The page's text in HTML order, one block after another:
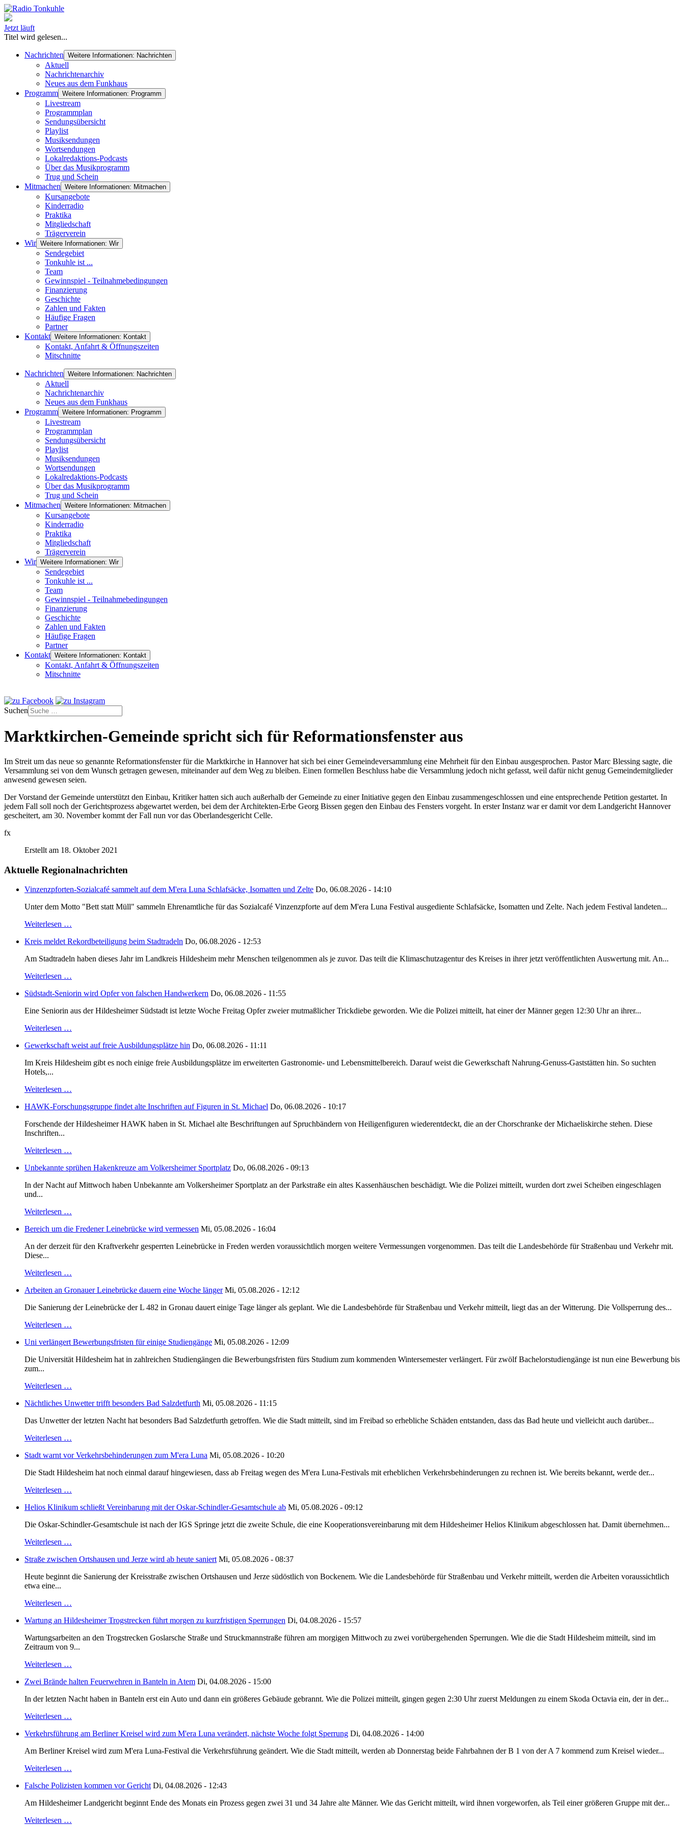
Jetzt läuft
Titel wird gelesen...
Nachrichten Weitere Informationen: Nachrichten
Aktuell
Nachrichtenarchiv
Neues aus dem Funkhaus
Programm Weitere Informationen: Programm
Livestream
Programmplan
Sendungsübersicht
Playlist
Musiksendungen
Wortsendungen
Lokalredaktions-Podcasts
Über das Musikprogramm
Trug und Schein
Mitmachen Weitere Informationen: Mitmachen
Kursangebote
Kinderradio
Praktika
Mitgliedschaft
Trägerverein
Wir Weitere Informationen: Wir
Sendegebiet
Tonkuhle ist ...
Team
Gewinnspiel - Teilnahmebedingungen
Finanzierung
Geschichte
Zahlen und Fakten
Häufige Fragen
Partner
Kontakt Weitere Informationen: Kontakt
Kontakt, Anfahrt & Öffnungszeiten
Mitschnitte
Nachrichten Weitere Informationen: Nachrichten
Aktuell
Nachrichtenarchiv
Neues aus dem Funkhaus
Programm Weitere Informationen: Programm
Livestream
Programmplan
Sendungsübersicht
Playlist
Musiksendungen
Wortsendungen
Lokalredaktions-Podcasts
Über das Musikprogramm
Trug und Schein
Mitmachen Weitere Informationen: Mitmachen
Kursangebote
Kinderradio
Praktika
Mitgliedschaft
Trägerverein
Wir Weitere Informationen: Wir
Sendegebiet
Tonkuhle ist ...
Team
Gewinnspiel - Teilnahmebedingungen
Finanzierung
Geschichte
Zahlen und Fakten
Häufige Fragen
Partner
Kontakt Weitere Informationen: Kontakt
Kontakt, Anfahrt & Öffnungszeiten
Mitschnitte
Suchen
Marktkirchen-Gemeinde spricht sich für Reformationsfenster aus
Im Streit um das neue so genannte Reformationsfenster für die Marktkirche in Hannover hat sich bei einer Gemeindeversammlung eine Mehrheit für den Einbau ausgesprochen. Pastor Marc Blessing sagte, die
Versammlung sei von dem Wunsch getragen gewesen, miteinander auf dem Weg zu bleiben. Einen formellen Beschluss habe die Versammlung jedoch nicht gefasst, weil dafür nicht genug Gemeindemitglieder
anwesend gewesen seien.
Der Vorstand der Gemeinde unterstützt den Einbau, Kritiker hatten sich auch außerhalb der Gemeinde zu einer Initiative gegen den Einbau zusammengeschlossen und eine entsprechende Petition gestartet. In
jedem Fall soll noch der Gerichtsprozess abgewartet werden, bei dem der Architekten-Erbe Georg Bissen gegen den Einbau des Fensters vorgeht. In erster Instanz war er damit vor dem Landgericht Hannover
gescheitert, am 30. November kommt der Fall nun vor das Oberlandesgericht Celle.
fx
Erstellt am 18. Oktober 2021
Aktuelle Regionalnachrichten
Vinzenzpforten-Sozialcafé sammelt auf dem M'era Luna Schlafsäcke, Isomatten und Zelte Do, 06.08.2026 - 14:10
Unter dem Motto "Bett statt Müll" sammeln Ehrenamtliche für das Sozialcafé Vinzenzpforte auf dem M'era Luna Festival ausgediente Schlafsäcke, Isomatten und Zelte. Nach jedem Festival landeten...
Weiterlesen …
Kreis meldet Rekordbeteiligung beim Stadtradeln Do, 06.08.2026 - 12:53
Am Stadtradeln haben dieses Jahr im Landkreis Hildesheim mehr Menschen teilgenommen als je zuvor. Das teilt die Klimaschutzagentur des Kreises in ihrer jetzt veröffentlichten Auswertung mit. An...
Weiterlesen …
Südstadt-Seniorin wird Opfer von falschen Handwerkern Do, 06.08.2026 - 11:55
Eine Seniorin aus der Hildesheimer Südstadt ist letzte Woche Freitag Opfer zweier mutmaßlicher Trickdiebe geworden. Wie die Polizei mitteilt, hat einer der Männer gegen 12:30 Uhr an ihrer...
Weiterlesen …
Gewerkschaft weist auf freie Ausbildungsplätze hin Do, 06.08.2026 - 11:11
Im Kreis Hildesheim gibt es noch einige freie Ausbildungsplätze im erweiterten Gastronomie- und Lebensmittelbereich. Darauf weist die Gewerkschaft Nahrung-Genuss-Gaststätten hin. So suchten
Hotels,...
Weiterlesen …
HAWK-Forschungsgruppe findet alte Inschriften auf Figuren in St. Michael Do, 06.08.2026 - 10:17
Forschende der Hildesheimer HAWK haben in St. Michael alte Beschriftungen auf Spruchbändern von Heiligenfiguren wiederentdeckt, die an der Chorschranke der Michaeliskirche stehen. Diese
Inschriften...
Weiterlesen …
Unbekannte sprühen Hakenkreuze am Volkersheimer Sportplatz Do, 06.08.2026 - 09:13
In der Nacht auf Mittwoch haben Unbekannte am Volkersheimer Sportplatz an der Parkstraße ein altes Kassenhäuschen beschädigt. Wie die Polizei mitteilt, wurden dort zwei Scheiben eingeschlagen
und...
Weiterlesen …
Bereich um die Fredener Leinebrücke wird vermessen Mi, 05.08.2026 - 16:04
An der derzeit für den Kraftverkehr gesperrten Leinebrücke in Freden werden voraussichtlich morgen weitere Vermessungen vorgenommen. Das teilt die Landesbehörde für Straßenbau und Verkehr mit.
Diese...
Weiterlesen …
Arbeiten an Gronauer Leinebrücke dauern eine Woche länger Mi, 05.08.2026 - 12:12
Die Sanierung der Leinebrücke der L 482 in Gronau dauert einige Tage länger als geplant. Wie die Landesbehörde für Straßenbau und Verkehr mitteilt, liegt das an der Witterung. Die Vollsperrung des...
Weiterlesen …
Uni verlängert Bewerbungsfristen für einige Studiengänge Mi, 05.08.2026 - 12:09
Die Universität Hildesheim hat in zahlreichen Studiengängen die Bewerbungsfristen fürs Studium zum kommenden Wintersemester verlängert. Für zwölf Bachelorstudiengänge ist nun eine Bewerbung bis
zum...
Weiterlesen …
Nächtliches Unwetter trifft besonders Bad Salzdetfurth Mi, 05.08.2026 - 11:15
Das Unwetter der letzten Nacht hat besonders Bad Salzdetfurth getroffen. Wie die Stadt mitteilt, sind im Freibad so erhebliche Schäden entstanden, dass das Bad heute und vielleicht auch darüber...
Weiterlesen …
Stadt warnt vor Verkehrsbehinderungen zum M'era Luna Mi, 05.08.2026 - 10:20
Die Stadt Hildesheim hat noch einmal darauf hingewiesen, dass ab Freitag wegen des M'era Luna-Festivals mit erheblichen Verkehrsbehinderungen zu rechnen ist. Wie bereits bekannt, werde der...
Weiterlesen …
Helios Klinikum schließt Vereinbarung mit der Oskar-Schindler-Gesamtschule ab Mi, 05.08.2026 - 09:12
Die Oskar-Schindler-Gesamtschule ist nach der IGS Springe jetzt die zweite Schule, die eine Kooperationsvereinbarung mit dem Hildesheimer Helios Klinikum abgeschlossen hat. Damit übernehmen...
Weiterlesen …
Straße zwischen Ortshausen und Jerze wird ab heute saniert Mi, 05.08.2026 - 08:37
Heute beginnt die Sanierung der Kreisstraße zwischen Ortshausen und Jerze südöstlich von Bockenem. Wie die Landesbehörde für Straßenbau und Verkehr mitteilt, werden die Arbeiten voraussichtlich
etwa eine...
Weiterlesen …
Wartung an Hildesheimer Trogstrecken führt morgen zu kurzfristigen Sperrungen Di, 04.08.2026 - 15:57
Wartungsarbeiten an den Trogstrecken Goslarsche Straße und Struckmannstraße führen am morgigen Mittwoch zu zwei vorübergehenden Sperrungen. Wie die die Stadt Hildesheim mitteilt, sind im
Zeitraum von 9...
Weiterlesen …
Zwei Brände halten Feuerwehren in Banteln in Atem Di, 04.08.2026 - 15:00
In der letzten Nacht haben in Banteln erst ein Auto und dann ein größeres Gebäude gebrannt. Wie die Polizei mitteilt, gingen gegen 2:30 Uhr zuerst Meldungen zu einem Skoda Octavia ein, der in der...
Weiterlesen …
Verkehrsführung am Berliner Kreisel wird zum M'era Luna verändert, nächste Woche folgt Sperrung Di, 04.08.2026 - 14:00
Am Berliner Kreisel wird zum M'era Luna-Festival die Verkehrsführung geändert. Wie die Stadt mitteilt, werden ab Donnerstag beide Fahrbahnen der B 1 von der A 7 kommend zum Kreisel wieder...
Weiterlesen …
Falsche Polizisten kommen vor Gericht Di, 04.08.2026 - 12:43
Am Hildesheimer Landgericht beginnt Ende des Monats ein Prozess gegen zwei 31 und 34 Jahre alte Männer. Wie das Gericht mitteilt, wird ihnen vorgeworfen, als Teil einer größeren Gruppe mit der...
Weiterlesen …